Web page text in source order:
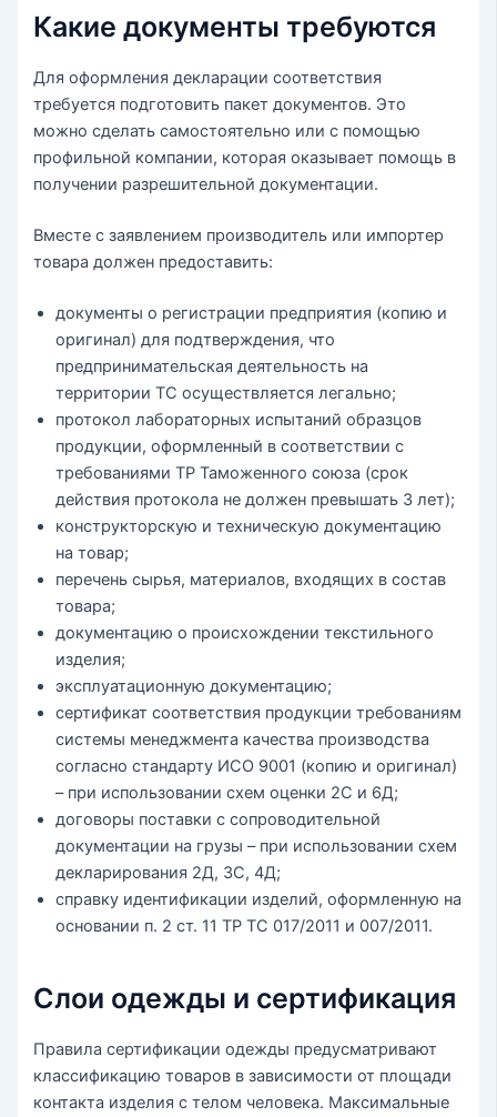
Какие документы требуются
Для оформления декларации соответствия
требуется подготовить пакет документов. Это
можно сделать самостоятельно или с помощью
профильной компании, которая оказывает помощь в
получении разрешительной документации.
Вместе с заявлением производитель или импортер
товара должен предоставить:
документы о регистрации предприятия (копию и
оригинал) для подтверждения, что
предпринимательская деятельность на
территории ТС осуществляется легально;
протокол лабораторных испытаний образцов
продукции, оформленный в соответствии с
требованиями ТР Таможенного союза (срок
действия протокола не должен превышать 3 лет);
конструкторскую и техническую документацию
на товар;
перечень сырья, материалов, входящих в состав
товара;
документацию о происхождении текстильного
изделия;
эксплуатационную документацию;
сертификат соответствия продукции требованиям
системы менеджмента качества производства
согласно стандарту ИСО 9001 (копию и оригинал)
– при использовании схем оценки 2С и 6Д;
договоры поставки с сопроводительной
документации на грузы – при использовании схем
декларирования 2Д, 3С, 4Д;
справку идентификации изделий, оформленную на
основании п. 2 ст. 11 ТР ТС 017/2011 и 007/2011.
Слои одежды и сертификация
Правила сертификации одежды предусматривают
классификацию товаров в зависимости от площади
контакта изделия с телом человека. Максимальные